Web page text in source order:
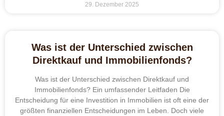
29. Dezember 2025
Was ist der Unterschied zwischen
Direktkauf und Immobilienfonds?
Was ist der Unterschied zwischen Direktkauf und
Immobilienfonds? Ein umfassender Leitfaden Die
Entscheidung für eine Investition in Immobilien ist oft eine der
größten finanziellen Entscheidungen im Leben. Doch viele